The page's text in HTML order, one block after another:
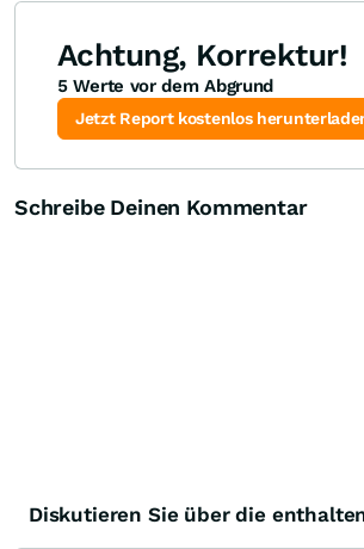
Knock-Out-Suche
Zertifikate-Suche
Achtung, Korrektur!
5 Werte vor dem Abgrund
Jetzt Report kostenlos
Schreibe Deinen Kommentar
Diskutieren Sie über die